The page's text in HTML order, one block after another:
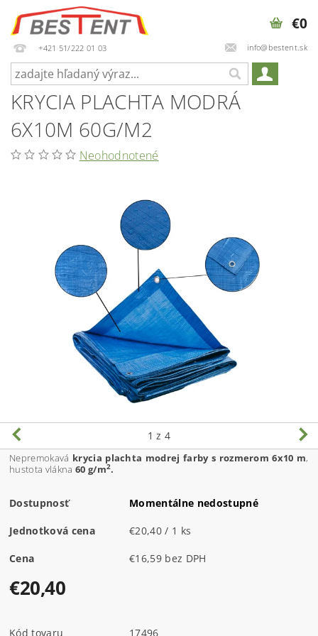
+421 51/222 01 03 info@bestent.sk
€0
KRYCIA PLACHTA MODRÁ
6X10M 60G/M2
Neohodnotené
1 z 4
Nepremokavá krycia plachta modrej farby s rozmerom 6x10 m,
hustota vlákna 60 g/m2.
Dostupnosť Momentálne nedostupné
Jednotková cena €20,40 / 1 ks
Cena €16,59 bez DPH
€20,40
Kód tovaru 17496